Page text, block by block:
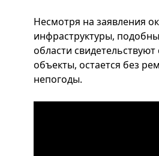
Несмотря на заявления
инфраструктуры,
области
объекты, остается без
непогоды.